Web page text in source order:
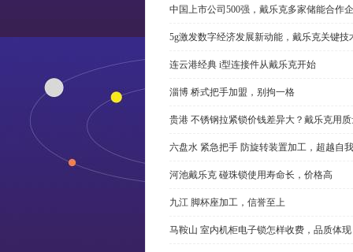
中国上市公司500强，戴乐克多家储能合作
5g激发数字经济发展新动能，戴乐克关键技
连云港经典 i型连接件从戴乐克开始
淄博 桥式把手加盟，别拘一格
贵港 不锈钢拉紧锁价钱差异大？戴乐克用
六盘水 紧急把手 防旋转装置加工，超越自我
河池戴乐克 碰珠锁使用寿命长，价格高
九江 脚杯座加工，信誉至上
马鞍山 室内机柜电子锁怎样收费，品质体现